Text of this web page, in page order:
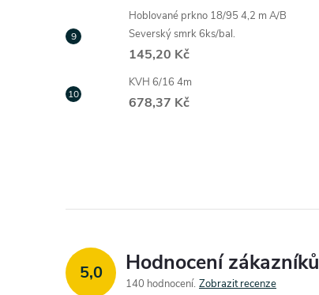
Hoblované prkno 18/95 4,2 m A/B
Severský smrk 6ks/bal.
145,20 Kč
KVH 6/16 4m
678,37 Kč
5,0 Hodnocení zákazníků
140 hodnocení Zobrazit recenze